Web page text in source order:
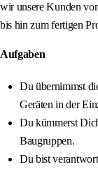
wir unsere Kunden
bis hin zum fertigen
Aufgaben
Du übernimmst
Geräten in der
Du kümmerst
Baugruppen.
Du bist